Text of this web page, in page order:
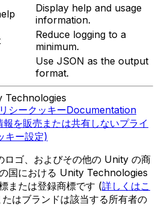
Display help and usage
information.
Reduce logging to a
minimum.
Use JSON as the output
format.
シークッキーDocumentation
報を販売または共有しないプライ
キー設定)
ゴ、およびその他の Unity の商
国における Unity Technologies
または登録商標です (詳しくはこ
はブランドは該当する所有者の